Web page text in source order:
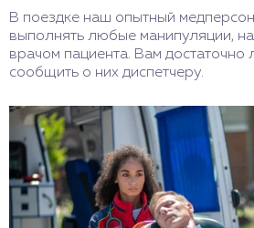
В поездке наш опытный
выполнять любые манипуляции,
врачом пациента. Вам достаточно
сообщить о них диспетчеру.